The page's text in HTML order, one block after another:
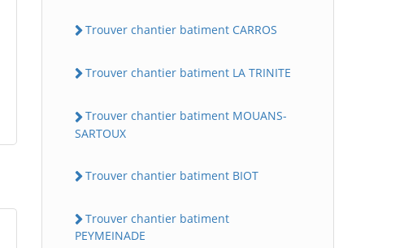
Trouver chantier batiment CARROS
Trouver chantier batiment LA TRINITE
Trouver chantier batiment MOUANS-
SARTOUX
Trouver chantier batiment BIOT
Trouver chantier batiment
PEYMEINADE